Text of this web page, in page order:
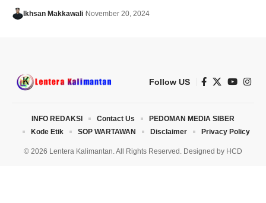
Ikhsan Makkawali November 20, 2024
Follow US
© 2026 Lentera Kalimantan. All Rights Reserved. Designed by HCD
INFO REDAKSI Contact Us
PEDOMAN MEDIA SIBER
Kode Etik
SOP WARTAWAN Disclaimer Privacy Policy